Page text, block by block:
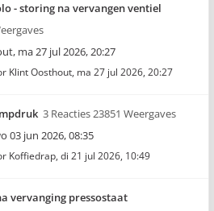
- storing na vervangen ventiel
, ma 27 jul 2026, 20:27
Klint Oosthout, ma 27 jul 2026, 20:27
3 Reacties 23851 Weergaves
03 jun 2026, 08:35
Koffiedrap, di 21 jul 2026, 10:49
vervanging pressostaat